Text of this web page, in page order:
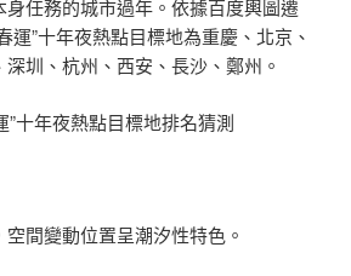
任務的城市過年。依據百度輿圖遷
運”十年夜熱點目標地為重慶、北京、
圳、杭州、西安、長沙、鄭州。
”十年夜熱點目標地排名猜測
間變動位置呈潮汐性特色。